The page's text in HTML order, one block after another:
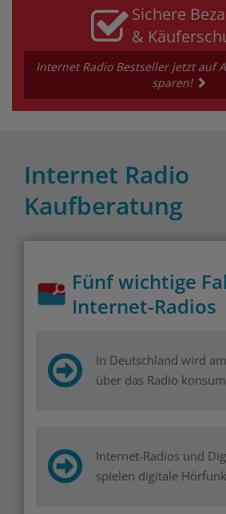
Sichere
&
Internet Radio Bestseller jetzt auf
sparen!
Internet Radio
Kaufberatung
Fünf wichtige
Internet-Radios
In Deutschland wird
über das Radio
Internet-Radios und
spielen digitale